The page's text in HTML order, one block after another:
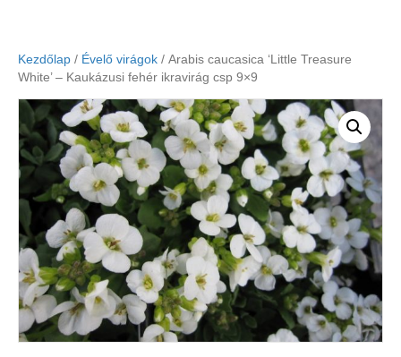
Kezdőlap / Évelő virágok / Arabis caucasica ‘Little Treasure
White’ – Kaukázusi fehér ikravirág csp 9×9